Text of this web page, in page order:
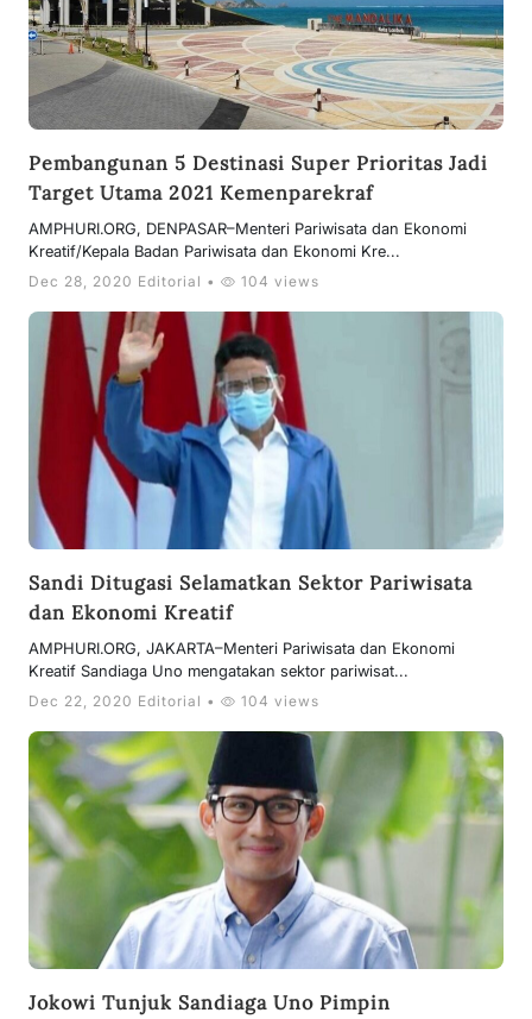
Pembangunan 5 Destinasi Super Prioritas Jadi
Target Utama 2021 Kemenparekraf
AMPHURI.ORG, DENPASAR–Menteri Pariwisata dan Ekonomi
Kreatif/Kepala Badan Pariwisata dan Ekonomi Kre...
Dec 28, 2020 Editorial • 104 views
Sandi Ditugasi Selamatkan Sektor Pariwisata
dan Ekonomi Kreatif
AMPHURI.ORG, JAKARTA–Menteri Pariwisata dan Ekonomi
Kreatif Sandiaga Uno mengatakan sektor pariwisat...
Dec 22, 2020 Editorial • 104 views
Jokowi Tunjuk Sandiaga Uno Pimpin